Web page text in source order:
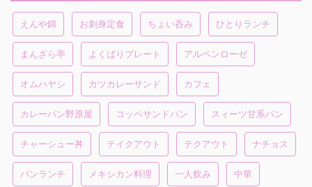
えんや錦 お刺身定食 ちょい呑み ひとりランチ
まんざら亭 よくばりプレート アルペンローゼ
オムハヤシ カツカレーサンド カフェ
カレーパン野原屋 コッペサンドパン スィーツ甘系パン
チャーシュー丼 テイクアウト テクアウト ナチョス
パンランチ メキシカン料理 一人飲み 中華